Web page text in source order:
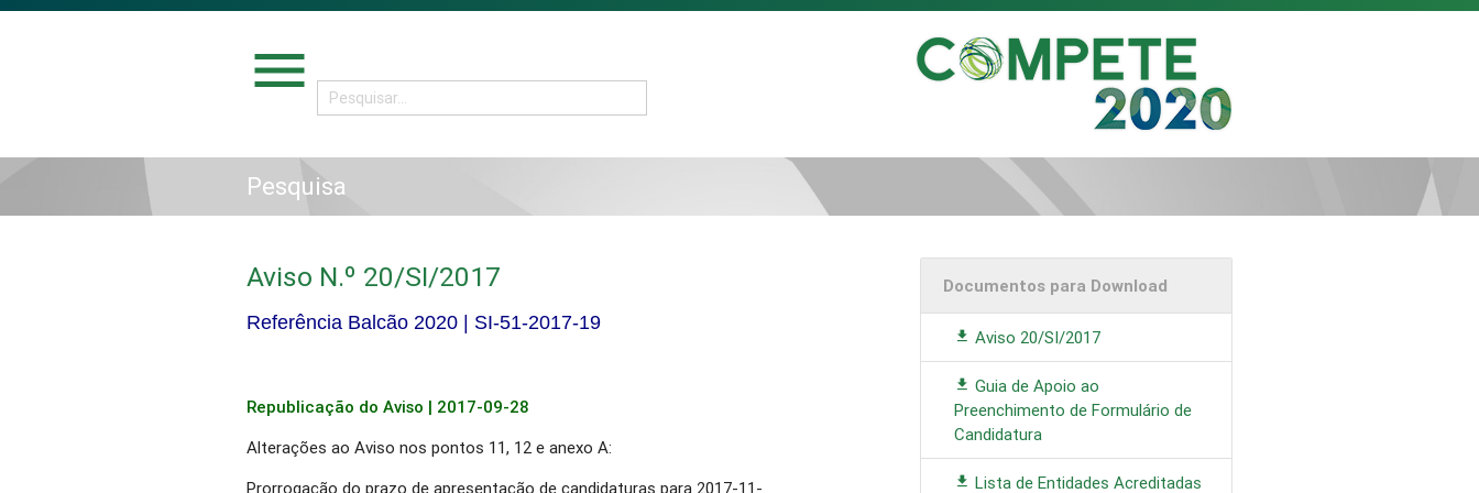
menu
Pesquisa
Aviso N.º 20/SI/2017
Referência Balcão 2020 | SI-51-2017-19
Republicação do Aviso | 2017-09-28
Alterações ao Aviso nos pontos 11, 12 e anexo A:
Prorrogação do prazo de apresentação de candidaturas para 2017-11-
Documentos para Download
Aviso 20/SI/2017
Guia de Apoio ao
Preenchimento de Formulário de
Candidatura
Lista de Entidades Acreditadas